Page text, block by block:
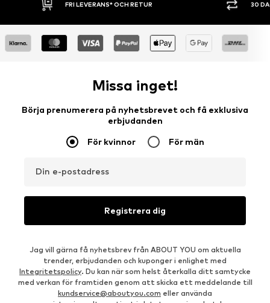
FRI LEVERANS* OCH RETUR 30
Missa inget!
Börja prenumerera på nyhetsbrevet och få exklusiva
erbjudanden
För kvinnor För män
Din e-postadress
Registrera dig
Jag vill gärna få nyhetsbrev från ABOUT YOU om aktuella
trender, erbjudanden och kuponger i enlighet med
Integritetspolicy. Du kan när som helst återkalla ditt samtycke
med verkan för framtiden genom att skicka ett meddelande till
kundservice@aboutyou.com eller använda